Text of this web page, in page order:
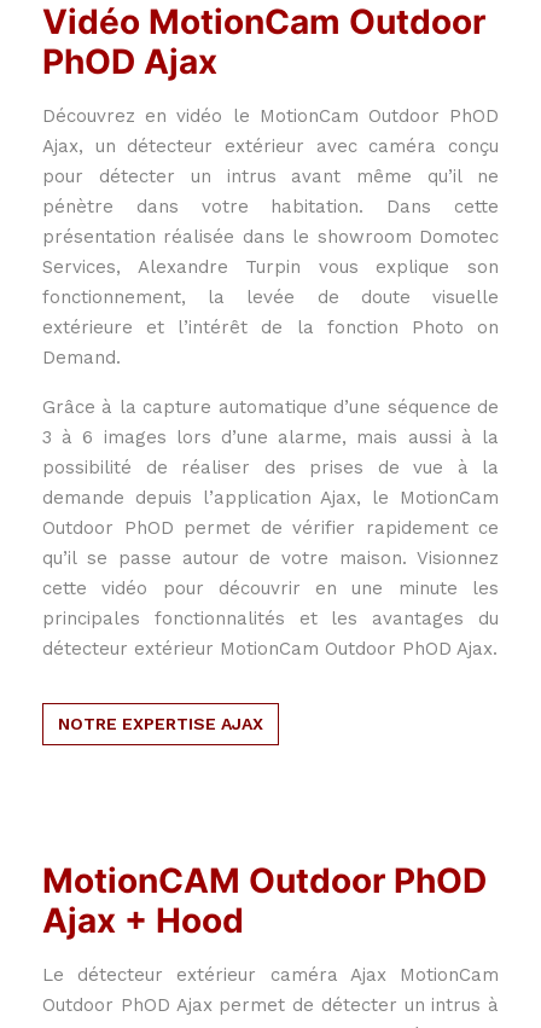
Vidéo MotionCam Outdoor
PhOD Ajax
Découvrez en vidéo le MotionCam Outdoor PhOD
Ajax, un détecteur extérieur avec caméra conçu
pour détecter un intrus avant même qu’il ne
pénètre dans votre habitation. Dans cette
présentation réalisée dans le showroom Domotec
Services, Alexandre Turpin vous explique son
fonctionnement, la levée de doute visuelle
extérieure et l’intérêt de la fonction Photo on
Demand.
Grâce à la capture automatique d’une séquence de
3 à 6 images lors d’une alarme, mais aussi à la
possibilité de réaliser des prises de vue à la
demande depuis l’application Ajax, le MotionCam
Outdoor PhOD permet de vérifier rapidement ce
qu’il se passe autour de votre maison. Visionnez
cette vidéo pour découvrir en une minute les
principales fonctionnalités et les avantages du
détecteur extérieur MotionCam Outdoor PhOD Ajax.
NOTRE EXPERTISE AJAX
MotionCAM Outdoor PhOD
Ajax + Hood
Le détecteur extérieur caméra Ajax MotionCam
Outdoor PhOD Ajax permet de détecter un intrus à